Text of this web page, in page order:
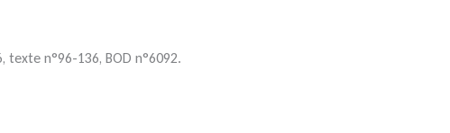
n°96-136, BOD n°6092.